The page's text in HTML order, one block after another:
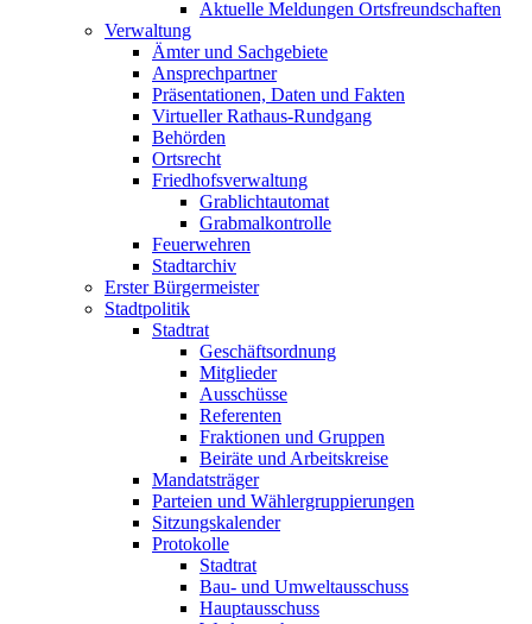
Aktuelle Meldungen Ortsfreundschaften
Verwaltung
Ämter und Sachgebiete
Ansprechpartner
Präsentationen, Daten und Fakten
Virtueller Rathaus-Rundgang
Behörden
Ortsrecht
Friedhofsverwaltung
Grablichtautomat
Grabmalkontrolle
Feuerwehren
Stadtarchiv
Erster Bürgermeister
Stadtpolitik
Stadtrat
Geschäftsordnung
Mitglieder
Ausschüsse
Referenten
Fraktionen und Gruppen
Beiräte und Arbeitskreise
Mandatsträger
Parteien und Wählergruppierungen
Sitzungskalender
Protokolle
Stadtrat
Bau- und Umweltausschuss
Hauptausschuss